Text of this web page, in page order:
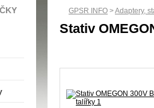
GPSR INFO >Adaptery,
Stativ